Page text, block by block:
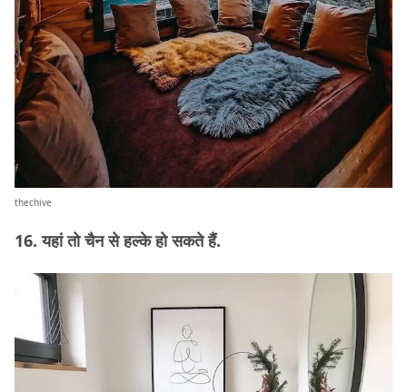
thechive
16. यहां तो चैन से हल्के हो सकते हैं.